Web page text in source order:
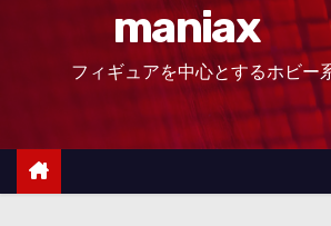
maniax
フィギュアを中心とするホビー